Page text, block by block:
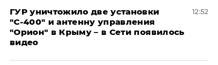
ГУР уничтожило две установки
"С‑400" и антенну управления
"Орион" в Крыму – в Сети появилось
видео
12:52